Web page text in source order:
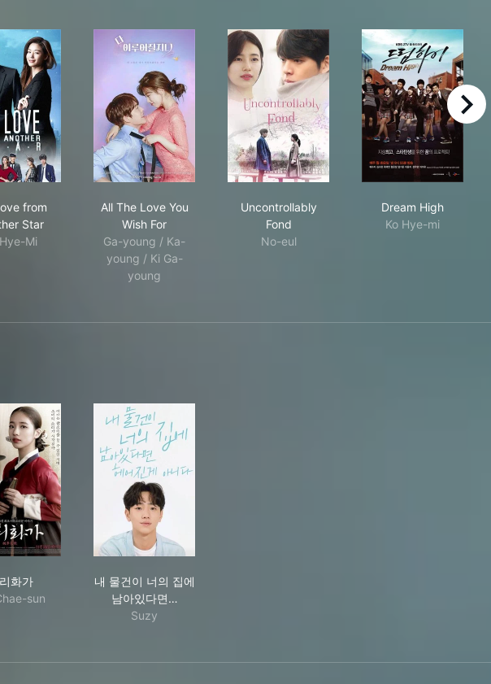
from
Star
Mi
All The Love You
Wish For
Ga-young / Ka-
young / Ki Ga-
young
Uncontrollably
Fond
No-eul
Dream High
Ko Hye-mi
right
화가
sun
내 물건이 너의 집에
남아있다면…
Suzy